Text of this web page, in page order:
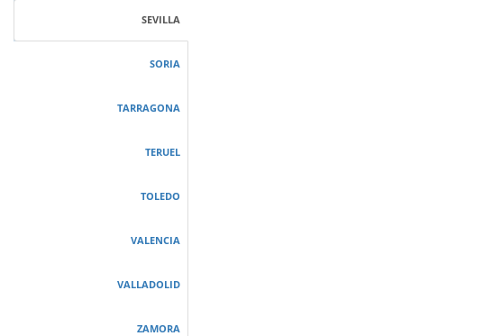
SEVILLA
SORIA
TARRAGONA
TERUEL
TOLEDO
VALENCIA
VALLADOLID
ZAMORA